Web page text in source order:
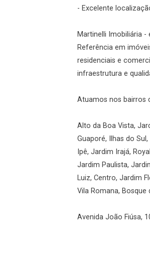
- Excelente
Martinelli Imobiliária
Referência em
residenciais e
infraestrutura e
Atuamos nos bairros
Alto da Boa Vista,
Guaporé, Ilhas do
Ipê, Jardim Irajá,
Jardim Paulista,
Luiz, Centro, Jardim
Vila Romana, Bosque
Avenida João Fiúsa,
Esqueci
Agendar